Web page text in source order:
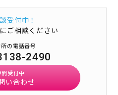
受付中！
ご相談ください
の電話番号
2490
受付中
い合わせ